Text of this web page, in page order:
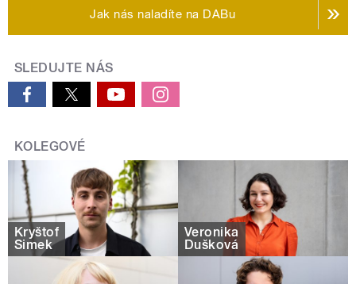
Jak nás naladíte na DABu
SLEDUJTE NÁS
KOLEGOVÉ
Kryštof
Šimek
Veronika
Dušková